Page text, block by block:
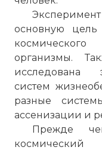
основную цель
организмы.
исследована
систем
разные
ассенизации и
Прежде